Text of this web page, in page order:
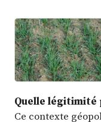
Quelle légitimité
Ce contexte